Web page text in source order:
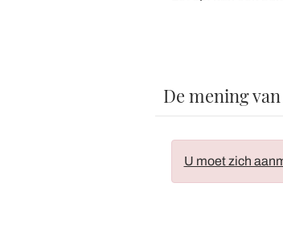
De mening
U moet zich